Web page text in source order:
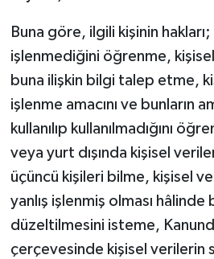
Buna göre, ilgili kişinin
işlenmediğini öğrenme,
buna ilişkin bilgi talep etme,
işlenme amacını ve bunların
kullanılıp kullanılmadığını
veya yurt dışında kişisel
üçüncü kişileri bilme, kişisel
yanlış işlenmiş olması hâlinde
düzeltilmesini isteme,
çerçevesinde kişisel verilerin